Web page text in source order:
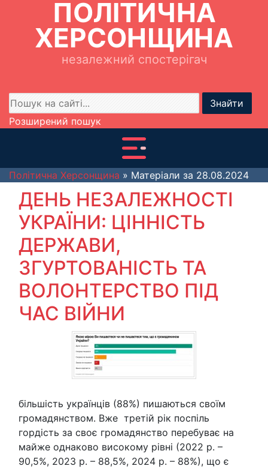
ПОЛІТИЧНА
ХЕРСОНЩИНА
незалежний спостерігач
Знайти
Розширений пошук
Політична Херсонщина » Матеріали за 28.08.2024
ДЕНЬ НЕЗАЛЕЖНОСТІ
УКРАЇНИ: ЦІННІСТЬ
ДЕРЖАВИ,
ЗГУРТОВАНІСТЬ ТА
ВОЛОНТЕРСТВО ПІД
ЧАС ВІЙНИ
більшість українців (88%) пишаються своїм
громадянством. Вже третій рік поспіль
гордість за своє громадянство перебуває на
майже однаково високому рівні (2022 р. –
90,5%, 2023 р. – 88,5%, 2024 р. – 88%), що є